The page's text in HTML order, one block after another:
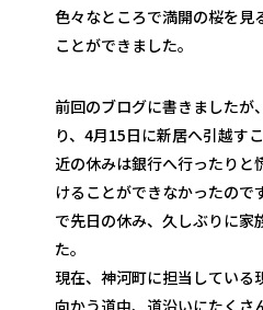
色々なところで満開の桜を見
ことができました。
前回のブログに書きましたが
り、4月15日に新居へ引越す
近の休みは銀行へ行ったりと
けることができなかったので
で先日の休み、久しぶりに家
た。
現在、神河町に担当している
向かう道中、道沿いにたくさ